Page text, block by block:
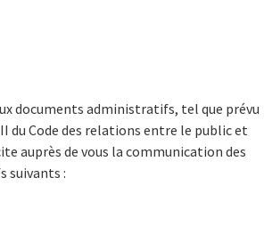
documents administratifs, tel que prévu
du Code des relations entre le public et
auprès de vous la communication des
suivants :